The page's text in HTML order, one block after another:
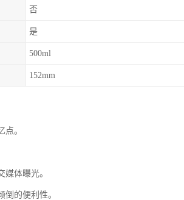
否
是
500ml
152mm
。
体曝光。
的便利性。